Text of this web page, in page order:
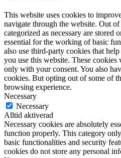
This website uses cookies to
navigate through the website. Out of
categorized as necessary are stored
essential for the working of basic
also use third-party cookies that
you use this website. These
only with your consent. You also
cookies. But opting out of some of
browsing experience.
Necessary
Necessary
Alltid aktiverad
Necessary cookies are absolutely
function properly. This category
basic functionalities and security
cookies do not store any personal